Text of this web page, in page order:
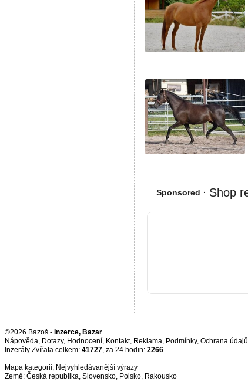
©2026 Bazoš - Inzerce, Bazar
Nápověda, Dotazy, Hodnocení, Kontakt, Reklama, Podmínky, Ochrana údajů
Inzeráty Zvířata celkem: 41727, za 24 hodin: 2266
Mapa kategorií, Nejvyhledávanější výrazy
Země: Česká republika, Slovensko, Polsko, Rakousko